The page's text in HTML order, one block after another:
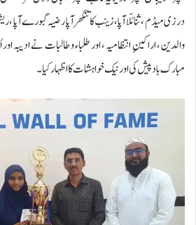
درزی میڈم ، ثنا مُلّا آپا، زینب کاتنگھر آپا رضیہ گبورے آپا ،
والدین ، اراکینِ انتظامیہ ، اور طلباء و طالبات نے ادیبہ
مبارک باد پیش کی اور نیک خواہشات کا اظہار کیا ۔